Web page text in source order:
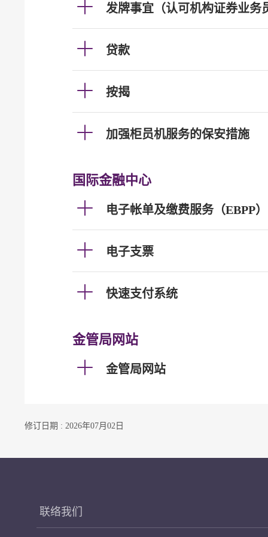
发牌事宜（认可机构证券业务
贷款
按揭
加强柜员机服务的保安措施
国际金融中心
电子帐单及缴费服务（EBPP）
电子支票
快速支付系统
金管局网站
金管局网站
修订日期 : 2026年07月02日
联络我们